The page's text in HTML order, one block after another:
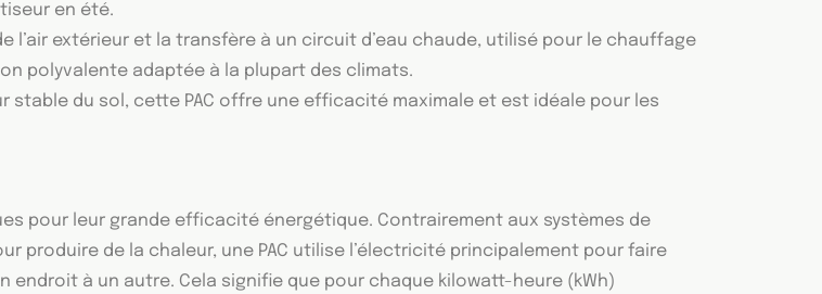
en été.
l’air extérieur et la transfère à un circuit d’eau chaude, utilisé pour le chauffage
polyvalente adaptée à la plupart des climats.
stable du sol, cette PAC offre une efficacité maximale et est idéale pour les
pour leur grande efficacité énergétique. Contrairement aux systèmes de
produire de la chaleur, une PAC utilise l’électricité principalement pour faire
à un autre. Cela signifie que pour chaque kilowatt-heure (kWh)